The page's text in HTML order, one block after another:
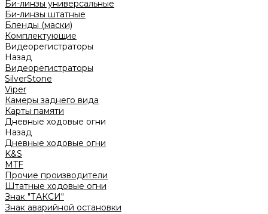
Би-линзы универсальные
Би-линзы штатные
Бленды (маски)
Комплектующие
Видеорегистраторы
Назад
Видеорегистраторы
SilverStone
Viper
Камеры заднего вида
Карты памяти
Дневные ходовые огни
Назад
Дневные ходовые огни
K&S
MTF
Прочие производители
Штатные ходовые огни
Знак "ТАКСИ"
Знак аварийной остановки